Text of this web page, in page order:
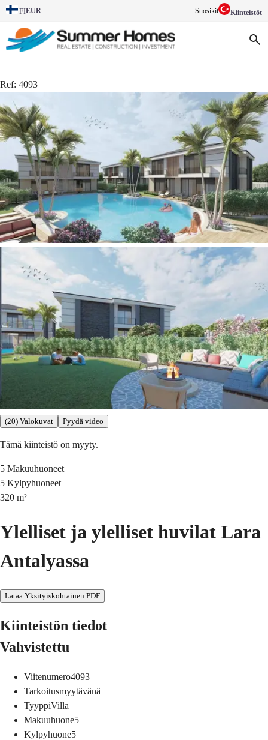
FIEUR Suosikit Kiinteistöt
Ref: 4093
(20) Valokuvat Pyydä video
Tämä kiinteistö on myyty.
5 Makuuhuoneet
5 Kylpyhuoneet
320 m²
Ylelliset ja ylelliset huvilat Lara
Antalyassa
Lataa Yksityiskohtainen PDF
Kiinteistön tiedot
Vahvistettu
Viitenumero4093
Tarkoitusmyytävänä
TyyppiVilla
Makuuhuone5
Kylpyhuone5